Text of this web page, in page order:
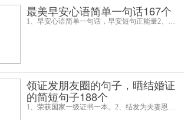
最美早安心语简单一句话167个
领证发朋友圈的句子，晒结婚证
的简短句子188个